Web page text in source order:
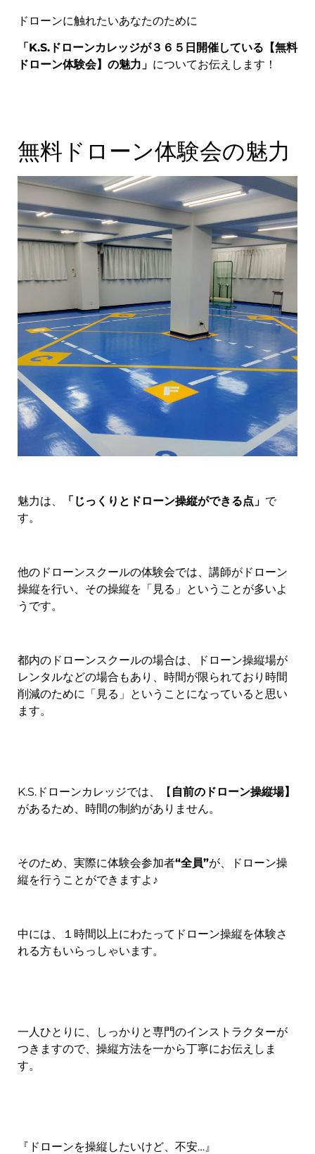
ドローンに触れたいあなたのために
「K.S.ドローンカレッジが３６５日開催している【無料
ドローン体験会】の魅力」 についてお伝えします！
無料ドローン体験会の魅力
魅力は、 「じっくりとドローン操縦ができる点」 で
す。
他のドローンスクールの体験会では、講師がドローン
操縦を行い、その操縦を「見る」ということが多いよ
うです。
都内のドローンスクールの場合は、ドローン操縦場が
レンタルなどの場合もあり、時間が限られており時間
削減のために「見る」ということになっていると思い
ます。
K.S.ドローンカレッジでは、【 自前のドローン操縦場】
があるため、時間の制約がありません。
そのため、実際に体験会参加者“全員”が、ドローン操
縦を行うことができますよ♪
中には、１時間以上にわたってドローン操縦を体験さ
れる方もいらっしゃいます。
一人ひとりに、しっかりと専門のインストラクターが
つきますので、操縦方法を一から丁寧にお伝えしま
す。
『ドローンを操縦したいけど、不安…』